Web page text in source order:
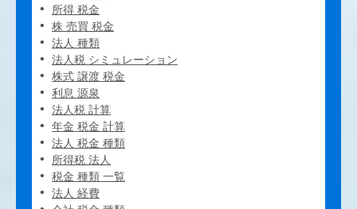
所得 税金
株 売買 税金
法人 種類
法人税 シミュレーション
株式 譲渡 税金
利息 源泉
法人税 計算
年金 税金 計算
法人 税金 種類
所得税 法人
税金 種類 一覧
法人 経費